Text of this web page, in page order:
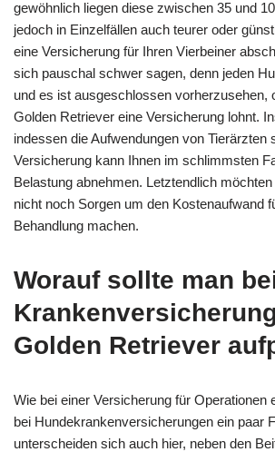
gewöhnlich liegen diese zwischen 35 und
jedoch in Einzelfällen auch teurer oder
eine Versicherung für Ihren Vierbeiner
sich pauschal schwer sagen, denn jeden
und es ist ausgeschlossen vorherzusehen,
Golden Retriever eine Versicherung lohnt.
indessen die Aufwendungen von Tierärzten
Versicherung kann Ihnen im schlimmsten
Belastung abnehmen. Letztendlich
nicht noch Sorgen um den Kostenaufwand
Behandlung machen.
Worauf sollte man
Golden Retriever
Wie bei einer Versicherung für Operationen
bei Hundekrankenversicherungen ein paar
unterscheiden sich auch hier, neben den